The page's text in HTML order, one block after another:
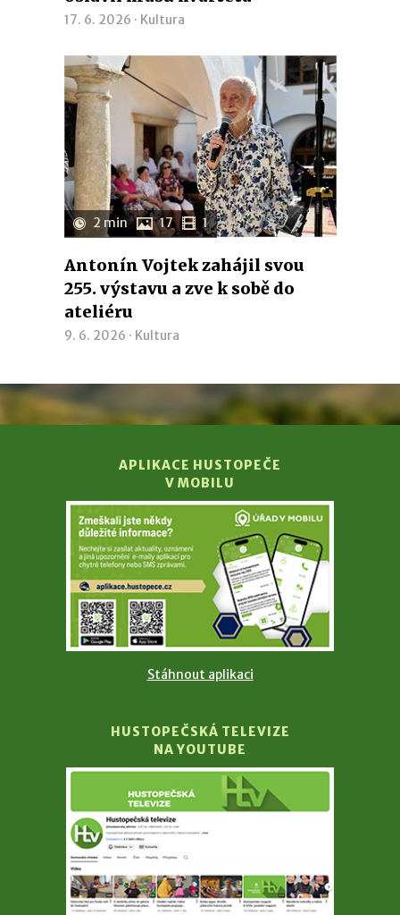
17. 6. 2026 · Kultura
2 min 17 1
Antonín Vojtek zahájil svou
255. výstavu a zve k sobě do
ateliéru
9. 6. 2026 · Kultura
APLIKACE HUSTOPEČE
V MOBILU
Stáhnout aplikaci
HUSTOPEČSKÁ TELEVIZE
NA YOUTUBE